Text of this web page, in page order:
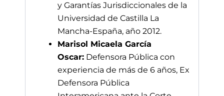
y Garantías Jurisdiccionales de la
Universidad de Castilla La
Mancha-España, año 2012.
Marisol Micaela García
Oscar: Defensora Pública con
experiencia de más de 6 años, Ex
Defensora Pública